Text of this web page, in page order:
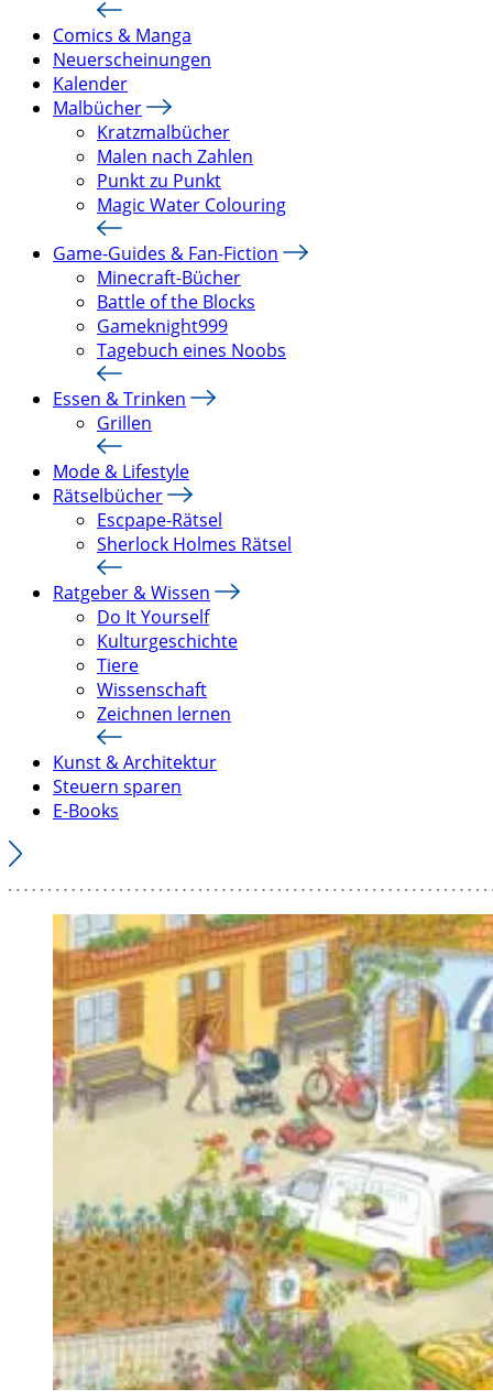
Comics & Manga
Neuerscheinungen
Kalender
Malbücher
Kratzmalbücher
Malen nach Zahlen
Punkt zu Punkt
Magic Water Colouring
Game-Guides & Fan-Fiction
Minecraft-Bücher
Battle of the Blocks
Gameknight999
Tagebuch eines Noobs
Essen & Trinken
Grillen
Mode & Lifestyle
Rätselbücher
Escpape-Rätsel
Sherlock Holmes Rätsel
Ratgeber & Wissen
Do It Yourself
Kulturgeschichte
Tiere
Wissenschaft
Zeichnen lernen
Kunst & Architektur
Steuern sparen
E-Books